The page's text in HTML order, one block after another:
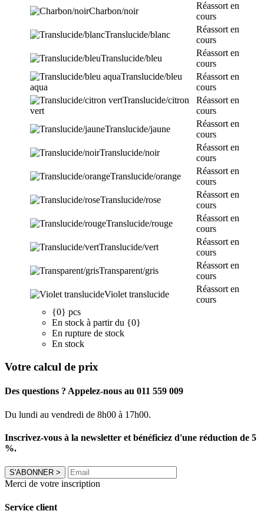
Charbon/noir
Réassort en
cours
Translucide/blanc
Réassort en
cours
Translucide/bleu
Réassort en
cours
Translucide/bleu
aqua
Réassort en
cours
Translucide/citron
vert
Réassort en
cours
Translucide/jaune
Réassort en
cours
Translucide/noir
Réassort en
cours
Translucide/orange
Réassort en
cours
Translucide/rose
Réassort en
cours
Translucide/rouge
Réassort en
cours
Translucide/vert
Réassort en
cours
Transparent/gris
Réassort en
cours
Violet translucide
Réassort en
cours
{0} pcs
En stock à partir du {0}
En rupture de stock
En stock
Votre calcul de prix
Des questions ? Appelez-nous au 011 559 009
Du lundi au vendredi de 8h00 à 17h00.
Inscrivez-vous à la newsletter et bénéficiez d'une réduction de 5
%.
S'ABONNER >
Merci de votre inscription
Service client